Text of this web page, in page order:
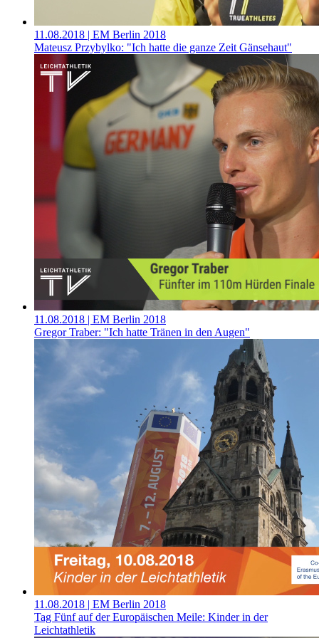
11.08.2018 | EM Berlin 2018
Mateusz Przybylko: "Ich hatte die ganze Zeit Gänsehaut"
11.08.2018 | EM Berlin 2018
Gregor Traber: "Ich hatte Tränen in den Augen"
11.08.2018 | EM Berlin 2018
Tag Fünf auf der Europäischen Meile: Kinder in der
Leichtathletik